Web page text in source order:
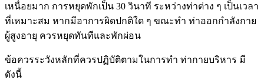
เหนื่อยมาก การหยุดพักเป็น 30 วินาที ระหว่างท่าต่าง ๆ เป็นเวลา
ที่เหมาะสม หากมีอาการผิดปกติใด ๆ ขณะทำ ท่าออกกำลังกาย
ผู้สูงอายุ ควรหยุดทันทีและพักผ่อน
ข้อควรระวังหลักที่ควรปฏิบัติตามในการทำ ท่ากายบริหาร มี
ดังนี้